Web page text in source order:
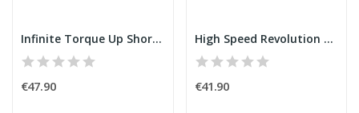
Infinite Torque Up Short Type Motor [GUARDER]
€47.90
High Speed Revolution Short Type Motor [GUARDER]
€41.90